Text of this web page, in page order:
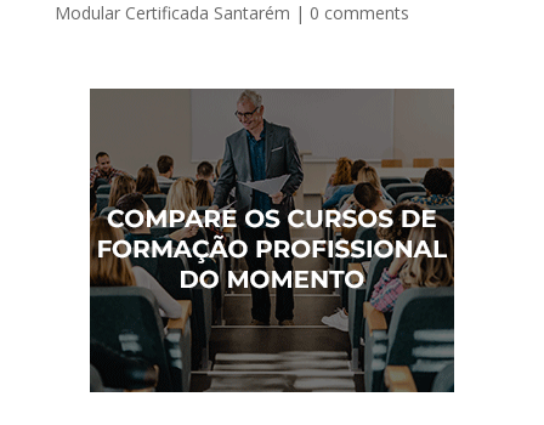
Modular Certificada Santarém | 0 comments